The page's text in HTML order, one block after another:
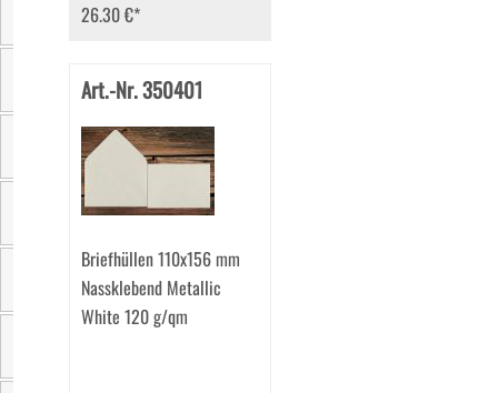
Sichtfenster
Einzelgewicht
26.30 €*
Art.-Nr. 350401
Briefhüllen 110x156 mm
Nassklebend Metallic
White 120 g/qm